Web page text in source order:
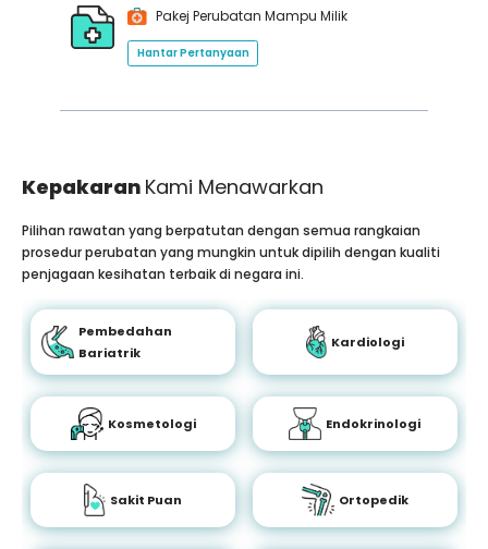
Pakej Perubatan Mampu Milik
Hantar Pertanyaan
Kepakaran Kami Menawarkan
Pilihan rawatan yang berpatutan dengan semua rangkaian
prosedur perubatan yang mungkin untuk dipilih dengan kualiti
penjagaan kesihatan terbaik di negara ini.
Pembedahan
Bariatrik
Kardiologi
Kosmetologi Endokrinologi
Sakit Puan Ortopedik